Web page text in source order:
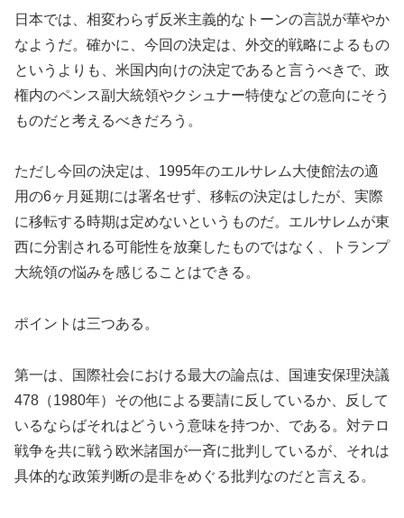
日本では、相変わらず反米主義的なトーンの言説が華やか
なようだ。確かに、今回の決定は、外交的戦略によるもの
というよりも、米国内向けの決定であると言うべきで、政
権内のペンス副大統領やクシュナー特使などの意向にそう
ものだと考えるべきだろう。
ただし今回の決定は、1995年のエルサレム大使館法の適
用の6ヶ月延期には署名せず、移転の決定はしたが、実際
に移転する時期は定めないというものだ。エルサレムが東
西に分割される可能性を放棄したものではなく、トランプ
大統領の悩みを感じることはできる。
ポイントは三つある。
第一は、国際社会における最大の論点は、国連安保理決議
478（1980年）その他による要請に反しているか、反して
いるならばそれはどういう意味を持つか、である。対テロ
戦争を共に戦う欧米諸国が一斉に批判しているが、それは
具体的な政策判断の是非をめぐる批判なのだと言える。